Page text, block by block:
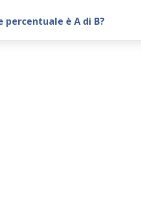
percentuale è A di B?